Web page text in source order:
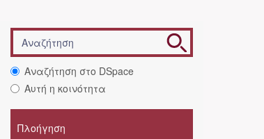
Αναζήτηση στο DSpace
Αυτή η κοινότητα
Πλοήγηση